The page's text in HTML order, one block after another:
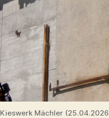
Kieswerk Mächler